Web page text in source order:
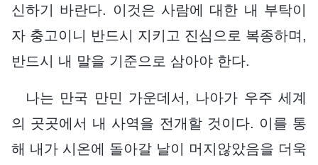
신하기 바란다. 이것은 사람에 대한 내 부탁이
자 충고이니 반드시 지키고 진심으로 복종하며,
반드시 내 말을 기준으로 삼아야 한다.
나는 만국 만민 가운데서, 나아가 우주 세계
의 곳곳에서 내 사역을 전개할 것이다. 이를 통
해 내가 시온에 돌아갈 날이 머지않았음을 더욱